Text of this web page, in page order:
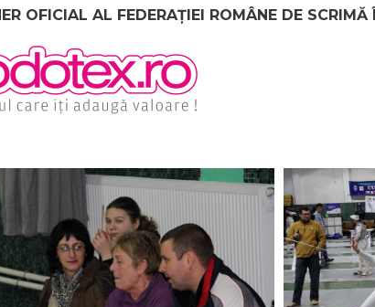
OFICIAL AL FEDERAȚIEI ROMÂNE DE SCRIMĂ